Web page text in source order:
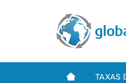
TAXAS
Term SOFR
O que é a inflação do IPC?
O que é a inflação do IHPC?
Taxas Euribor históricas
Taxas ESTER históricas
Calculadora de inflação